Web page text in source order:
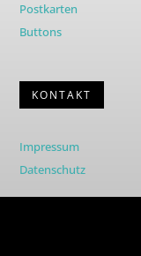
Postkarten
Buttons
KONTAKT
Impressum
Datenschutz